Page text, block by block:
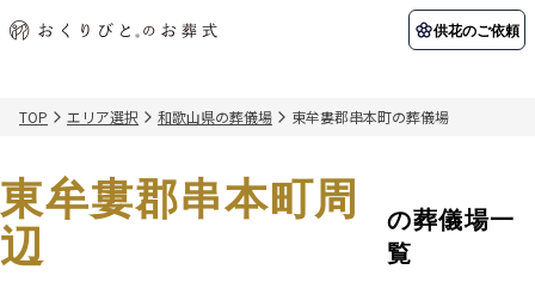
供花のご依頼
初めての方へ 納棺の儀とは？
葬儀の流れ
関東エリア
東京都
ご葬儀事例 お客様の声
よくある質問
葬儀の知識 供花のご依頼
TOP エリア選択 和歌山県の葬儀場 東牟婁郡串本町の葬儀場
東牟婁郡串本町周
辺
の葬儀場一
覧